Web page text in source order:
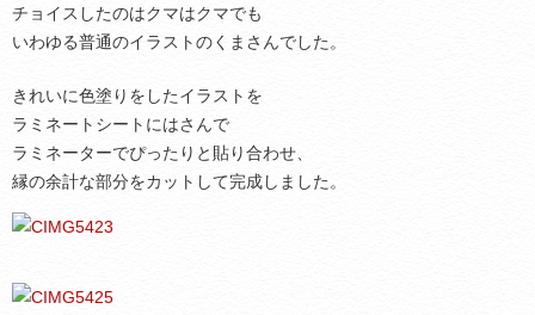
チョイスしたのはクマはクマでも
いわゆる普通のイラストのくまさんでした。
きれいに色塗りをしたイラストを
ラミネートシートにはさんで
ラミネーターでぴったりと貼り合わせ、
縁の余計な部分をカットして完成しました。